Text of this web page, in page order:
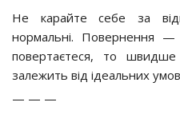
Не карайте себе за
нормальні. Повернення —
повертаєтеся, то
залежить від ідеальних
— — —